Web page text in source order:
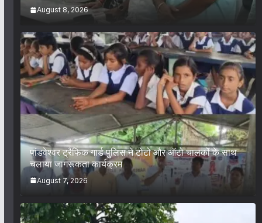
August 8, 2026
पांडवेश्वर ट्रैफिक गार्ड पुलिस ने टोटो और ऑटो चालकों के साथ
चलाया जागरूकता कार्यक्रम
August 7, 2026